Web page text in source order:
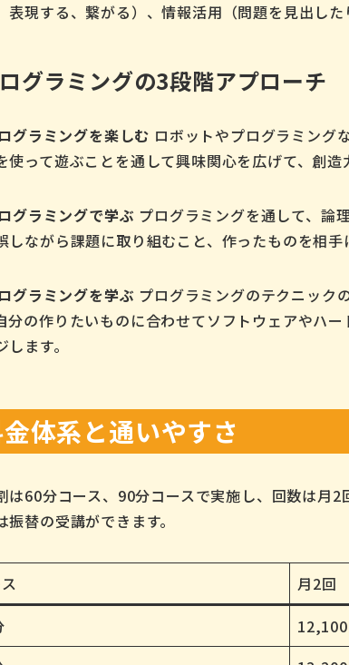
表現する、繋がる）、情報活用（問題を見出し
グラミングの3段階アプローチ
グラミングを楽しむ ロボットやプログラミング
使って遊ぶことを通して興味関心を広げて、創造
グラミングで学ぶ プログラミングを通して、論
しながら課題に取り組むこと、作ったものを相
グラミングを学ぶ プログラミングのテクニック
分の作りたいものに合わせてソフトウェアやハ
します。
体系と通いやすさ
は60分コース、90分コースで実施し、回数は月
振替の受講ができます。
月2回